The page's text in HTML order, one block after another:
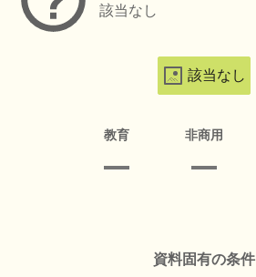
該当なし
該当なし
教育 非商用
資料固有の条件